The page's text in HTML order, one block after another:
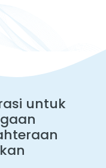
untuk